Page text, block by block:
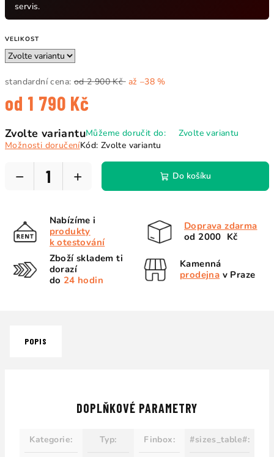
servis.
VELIKOST
standardní cena: od 2 900 Kč až –38 %
od 1 790 Kč
cena:
Zvolte variantuMůžeme doručit do:
Zvolte variantu
Možnosti doručeníKód: Zvolte variantu
+
− Do košíku
Nabízíme i
produkty
k otestování
Doprava zdarma
od 2000 Kč
Zboží skladem ti
dorazí
do 24 hodin
Kamenná
prodejna v Praze
POPIS
DOPLŇKOVÉ PARAMETRY
Kategorie: Typ: Finbox: #sizes_table#: